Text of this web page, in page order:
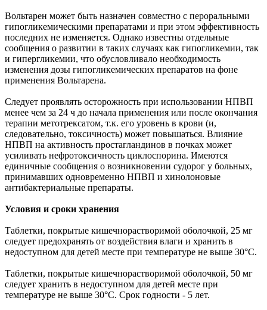
Вольтарен может быть назначен совместно с пероральными
гипогликемическими препаратами и при этом эффективность
последних не изменяется. Однако известны отдельные
сообщения о развитии в таких случаях как гипогликемии, так
и гипергликемии, что обусловливало необходимость
изменения дозы гипогликемических препаратов на фоне
применения Вольтарена.
Следует проявлять осторожность при использовании НПВП
менее чем за 24 ч до начала применения или после окончания
терапии метотрексатом, т.к. его уровень в крови (и,
следовательно, токсичность) может повышаться. Влияние
НПВП на активность простагландинов в почках может
усиливать нефротоксичность циклоспорина. Имеются
единичные сообщения о возникновении судорог у больных,
принимавших одновременно НПВП и хинолоновые
антибактериальные препараты.
Условия и сроки хранения
Таблетки, покрытые кишечнорастворимой оболочкой, 25 мг
следует предохранять от воздействия влаги и хранить в
недоступном для детей месте при температуре не выше 30°C.
Таблетки, покрытые кишечнорастворимой оболочкой, 50 мг
следует хранить в недоступном для детей месте при
температуре не выше 30°C. Срок годности - 5 лет.